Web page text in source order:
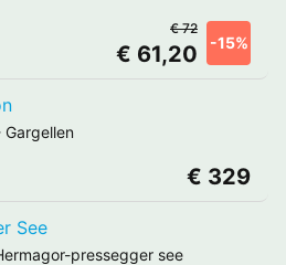
€ 61,20 -15%
€ 72
Gargellen
€ 329
See
pressegger see